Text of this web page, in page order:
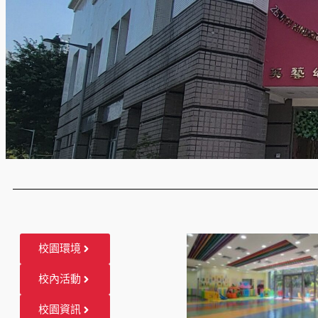
校園環境
校內活動
校園資訊